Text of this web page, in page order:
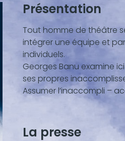
Blocs
contenu
(texte,
vidéo,
...)
Présentation
Tout homme de théâtre
intégrer une équipe et
individuels.
Georges Banu examine
ses propres
Assumer l’inaccompli –
La presse